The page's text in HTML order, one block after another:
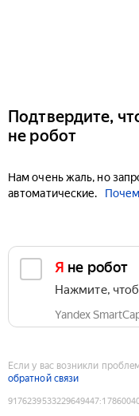
Подтвердите,
не робот
Нам очень жаль, но
автоматические.
Я не робот
Нажмите,
Yandex
Если у вас возникли
обратной связи
9176239533229649447: